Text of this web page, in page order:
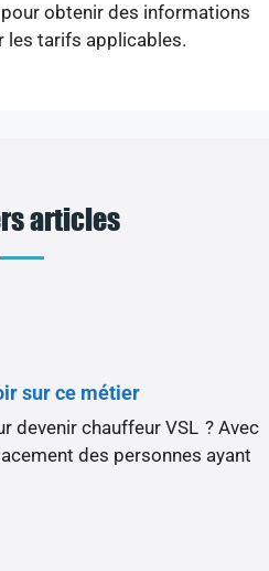
obtenir des informations
les tarifs applicables.
articles
sur ce métier
devenir chauffeur VSL ? Avec
des personnes ayant